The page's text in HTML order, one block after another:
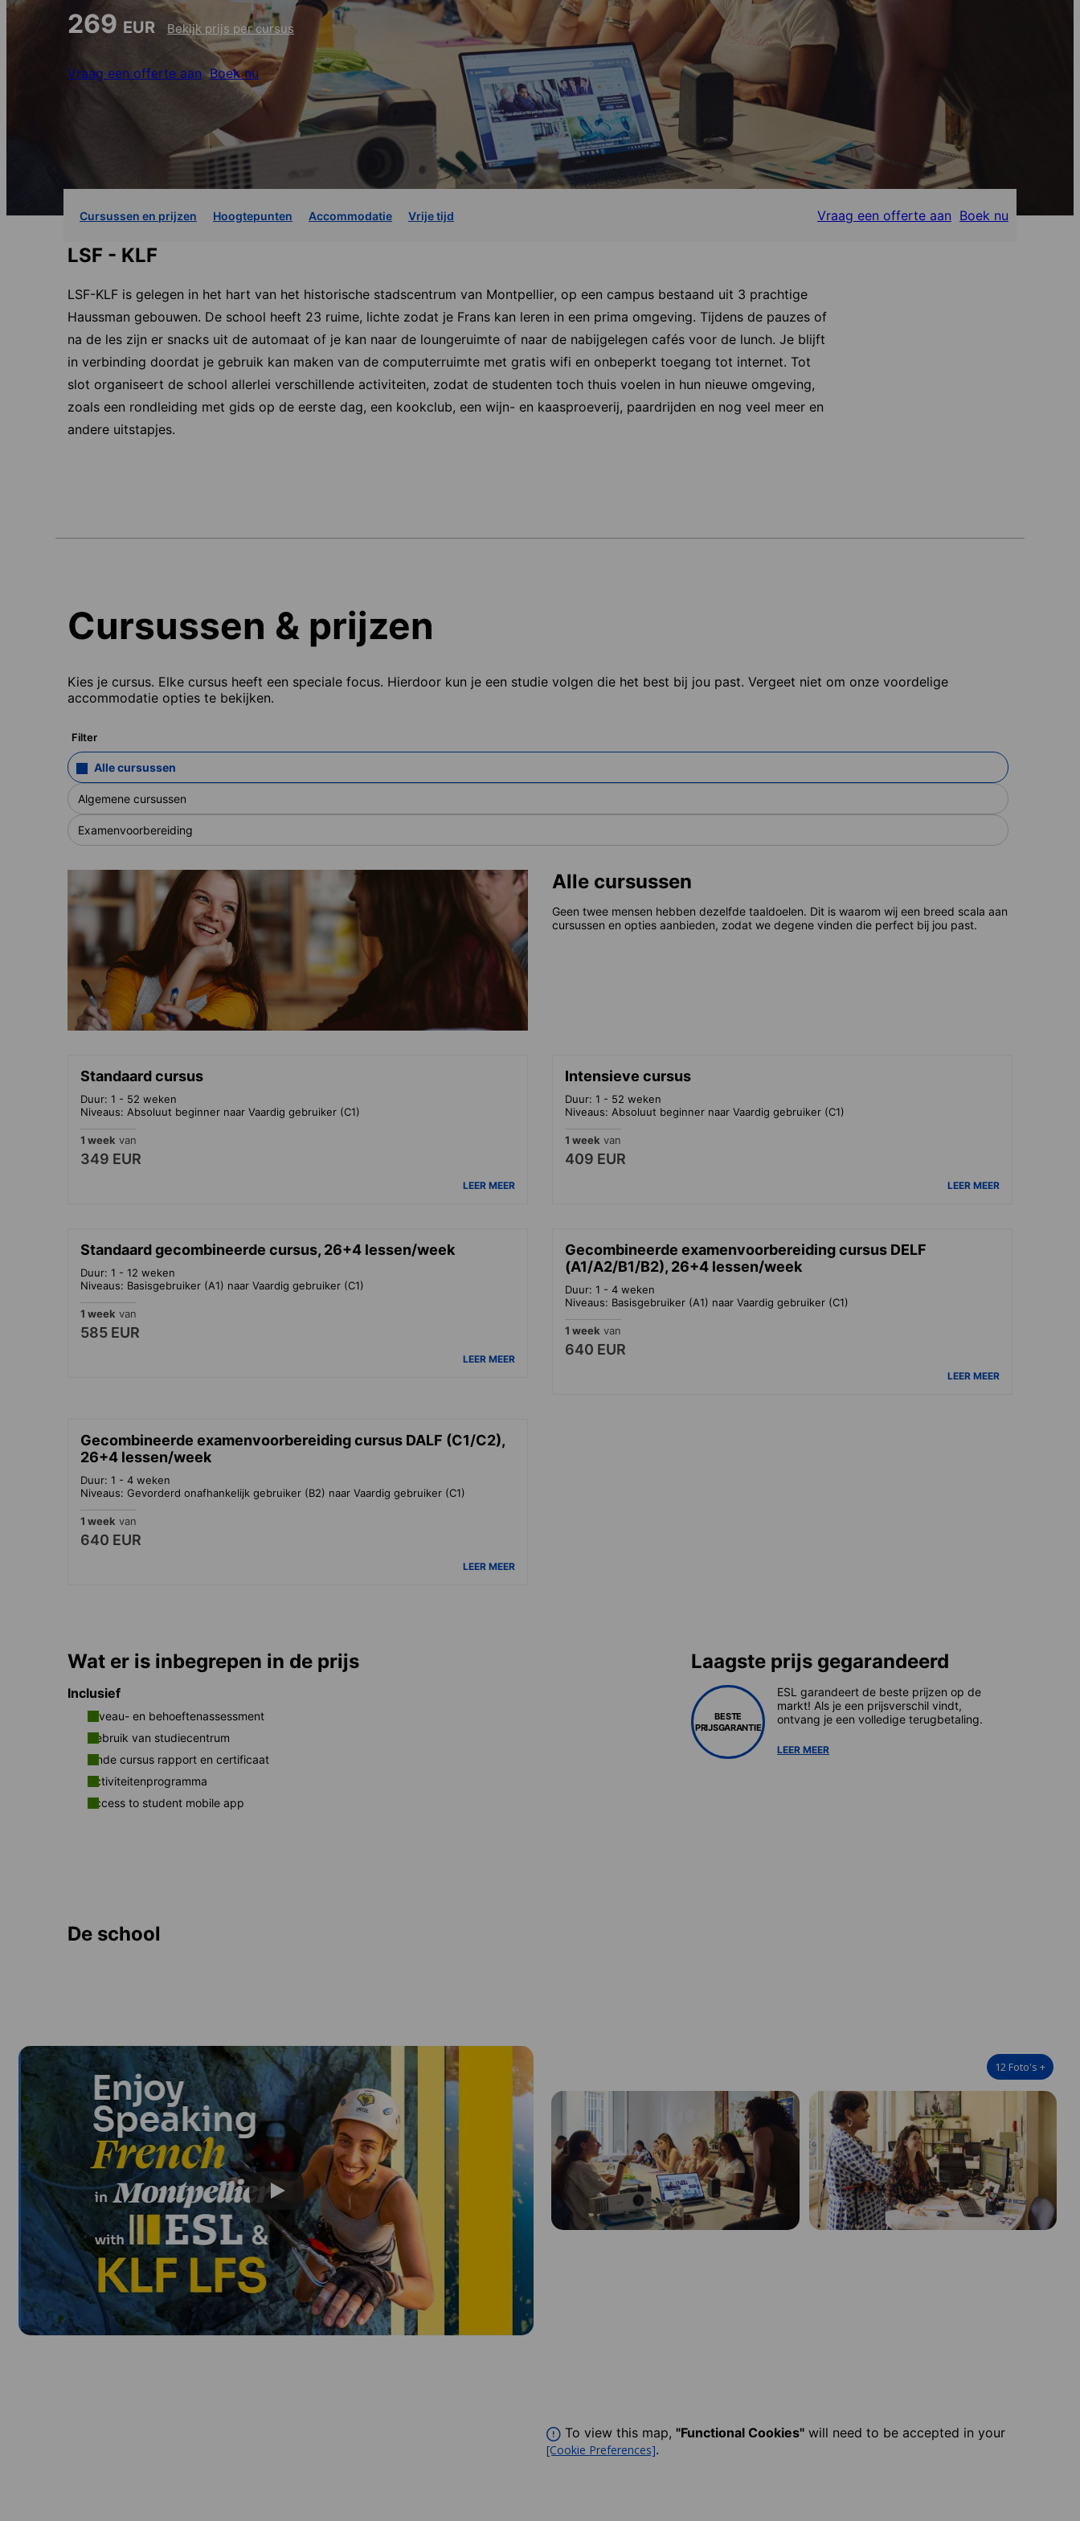
269 EUR Bekijk prijs per cursus
Vraag een offerte aan Boek nu
Cursussen en prijzen Hoogtepunten Accommodatie Vrije tijd Vraag een offerte aan Boek nu
LSF - KLF
LSF-KLF is gelegen in het hart van het historische stadscentrum van Montpellier, op een campus bestaand uit 3 prachtige
Haussman gebouwen. De school heeft 23 ruime, lichte zodat je Frans kan leren in een prima omgeving. Tijdens de pauzes of
na de les zijn er snacks uit de automaat of je kan naar de loungeruimte of naar de nabijgelegen cafés voor de lunch. Je blijft
in verbinding doordat je gebruik kan maken van de computerruimte met gratis wifi en onbeperkt toegang tot internet. Tot
slot organiseert de school allerlei verschillende activiteiten, zodat de studenten toch thuis voelen in hun nieuwe omgeving,
zoals een rondleiding met gids op de eerste dag, een kookclub, een wijn- en kaasproeverij, paardrijden en nog veel meer en
andere uitstapjes.
Cursussen & prijzen
Kies je cursus. Elke cursus heeft een speciale focus. Hierdoor kun je een studie volgen die het best bij jou past. Vergeet niet om onze voordelige
accommodatie opties te bekijken.
Filter
Alle cursussen
Algemene cursussen
Examenvoorbereiding
Alle cursussen
Geen twee mensen hebben dezelfde taaldoelen. Dit is waarom wij een breed scala aan
cursussen en opties aanbieden, zodat we degene vinden die perfect bij jou past.
Standaard cursus
Duur: 1 - 52 weken
Niveaus: Absoluut beginner naar Vaardig gebruiker (C1)
1 week van
349 EUR
LEER MEER
Intensieve cursus
Duur: 1 - 52 weken
Niveaus: Absoluut beginner naar Vaardig gebruiker (C1)
1 week van
409 EUR
LEER MEER
Standaard gecombineerde cursus, 26+4 lessen/week
Duur: 1 - 12 weken
Niveaus: Basisgebruiker (A1) naar Vaardig gebruiker (C1)
1 week van
585 EUR
LEER MEER
Gecombineerde examenvoorbereiding cursus DELF
(A1/A2/B1/B2), 26+4 lessen/week
Duur: 1 - 4 weken
Niveaus: Basisgebruiker (A1) naar Vaardig gebruiker (C1)
1 week van
640 EUR
LEER MEER
Gecombineerde examenvoorbereiding cursus DALF (C1/C2),
26+4 lessen/week
Duur: 1 - 4 weken
Niveaus: Gevorderd onafhankelijk gebruiker (B2) naar Vaardig gebruiker (C1)
1 week van
640 EUR
LEER MEER
Wat er is inbegrepen in de prijs
Inclusief
Niveau- en behoeftenassessment
Gebruik van studiecentrum
Einde cursus rapport en certificaat
Activiteitenprogramma
Access to student mobile app
Laagste prijs gegarandeerd
BESTE
PRIJSGARANTIE
ESL garandeert de beste prijzen op de
markt! Als je een prijsverschil vindt,
ontvang je een volledige terugbetaling.
LEER MEER
De school
12 Foto's +
To view this map, "Functional Cookies" will need to be accepted in your
[Cookie Preferences].